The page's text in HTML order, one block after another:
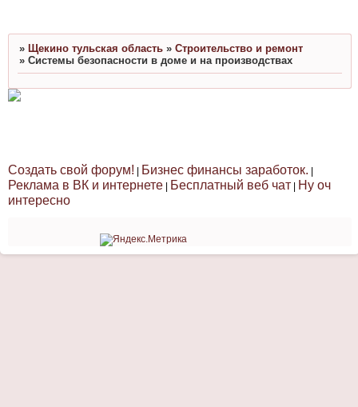
» Щекино тульская область » Строительство и ремонт
» Системы безопасности в доме и на производствах
Создать свой форум! | Бизнес финансы заработок. |
Реклама в ВК и интернете | Бесплатный веб чат | Ну оч
интересно